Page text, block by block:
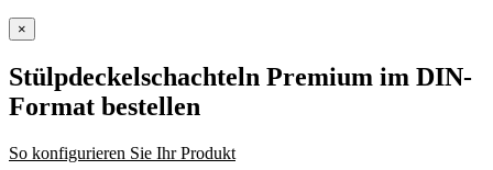
×
Stülpdeckelschachteln Premium im DIN-
Format bestellen
So konfigurieren Sie Ihr Produkt